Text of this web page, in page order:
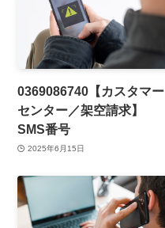
0369086740【カスタマー
センター／架空請求】
SMS番号
2025年6月15日